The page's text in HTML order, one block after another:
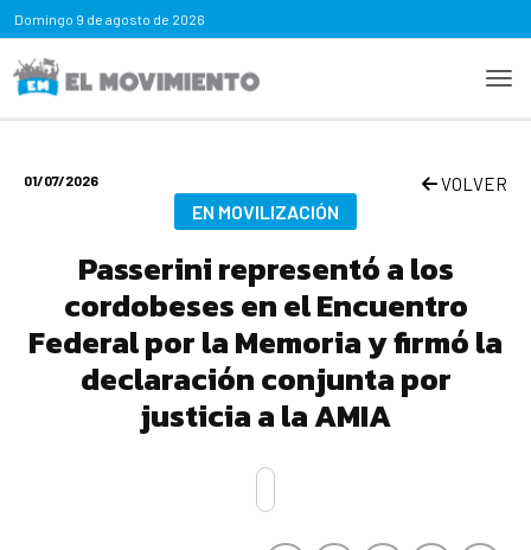
Domingo 9 de agosto de 2026
01/07/2026 VOLVER
EN MOVILIZACIÓN
Passerini representó a los
cordobeses en el Encuentro
Federal por la Memoria y firmó la
declaración conjunta por
justicia a la AMIA